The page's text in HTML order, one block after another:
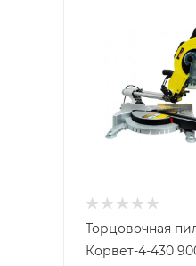
Торцовочная
Корвет-4-430